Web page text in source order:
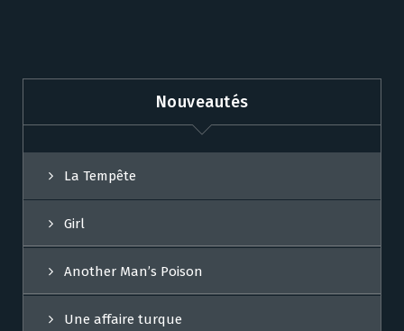
Nouveautés
La Tempête
Girl
Another Man’s Poison
Une affaire turque